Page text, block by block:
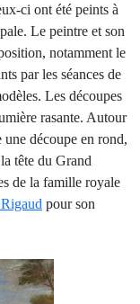
ci ont été peints à
Le peintre et son
notamment le
par les séances de
Les découpes
rasante. Autour
découpe en rond,
tête du Grand
de la famille royale
pour son